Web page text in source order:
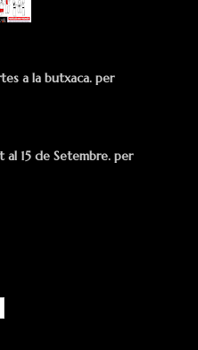
a la butxaca. per
al 15 de Setembre. per